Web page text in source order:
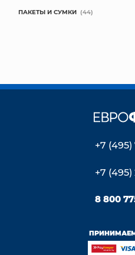
ПАКЕТЫ И СУМКИ (44)
+7
+7 (495)
8 800